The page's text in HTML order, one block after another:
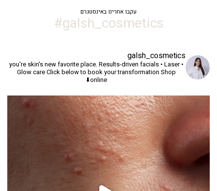
עקבו אחרינו באינסטגרם
galsh_cosmetics#
galsh_cosmetics
you're skin's new favorite place.Results-driven facials • Laser •
Glow careClick below to book your transformation Shop
online⬇️